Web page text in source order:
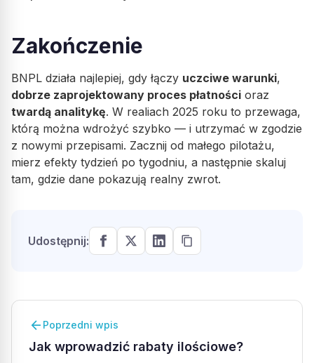
Zakończenie
BNPL działa najlepiej, gdy łączy uczciwe warunki,
dobrze zaprojektowany proces płatności oraz
twardą analitykę. W realiach 2025 roku to przewaga,
którą można wdrożyć szybko — i utrzymać w zgodzie
z nowymi przepisami. Zacznij od małego pilotażu,
mierz efekty tydzień po tygodniu, a następnie skaluj
tam, gdzie dane pokazują realny zwrot.
Udostępnij:
arrow_back Poprzedni wpis
Jak wprowadzić rabaty ilościowe?